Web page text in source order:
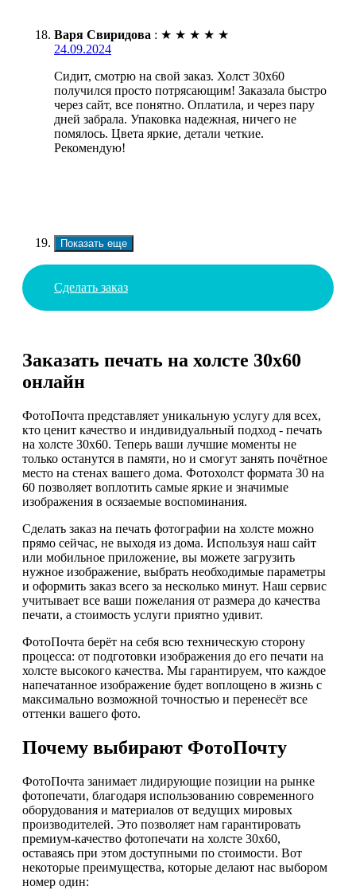
Варя Свиридова : ★ ★ ★ ★ ★
24.09.2024
Сидит, смотрю на свой заказ. Холст 30х60
получился просто потрясающим! Заказала быстро
через сайт, все понятно. Оплатила, и через пару
дней забрала. Упаковка надежная, ничего не
помялось. Цвета яркие, детали четкие.
Рекомендую!
Показать еще
Сделать заказ
Заказать печать на холсте 30х60
онлайн
ФотоПочта представляет уникальную услугу для всех,
кто ценит качество и индивидуальный подход - печать
на холсте 30х60. Теперь ваши лучшие моменты не
только останутся в памяти, но и смогут занять почётное
место на стенах вашего дома. Фотохолст формата 30 на
60 позволяет воплотить самые яркие и значимые
изображения в осязаемые воспоминания.
Сделать заказ на печать фотографии на холсте можно
прямо сейчас, не выходя из дома. Используя наш сайт
или мобильное приложение, вы можете загрузить
нужное изображение, выбрать необходимые параметры
и оформить заказ всего за несколько минут. Наш сервис
учитывает все ваши пожелания от размера до качества
печати, а стоимость услуги приятно удивит.
ФотоПочта берёт на себя всю техническую сторону
процесса: от подготовки изображения до его печати на
холсте высокого качества. Мы гарантируем, что каждое
напечатанное изображение будет воплощено в жизнь с
максимально возможной точностью и перенесёт все
оттенки вашего фото.
Почему выбирают ФотоПочту
ФотоПочта занимает лидирующие позиции на рынке
фотопечати, благодаря использованию современного
оборудования и материалов от ведущих мировых
производителей. Это позволяет нам гарантировать
премиум-качество фотопечати на холсте 30х60,
оставаясь при этом доступными по стоимости. Вот
некоторые преимущества, которые делают нас выбором
номер один: